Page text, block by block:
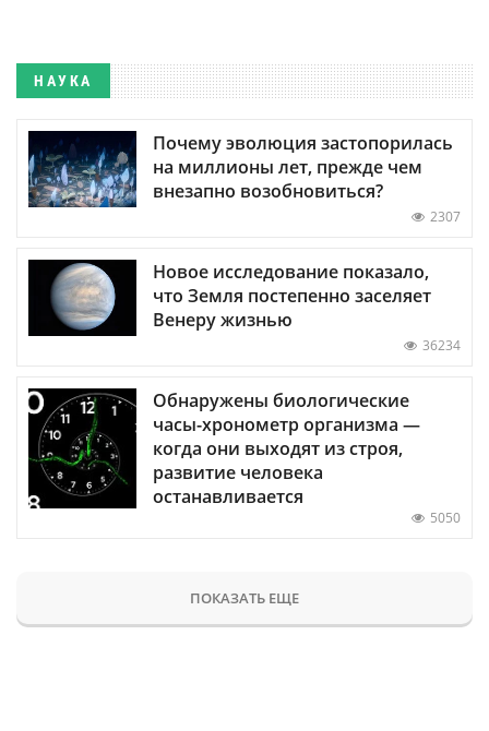
НАУКА
Почему эволюция застопорилась
на миллионы лет, прежде чем
внезапно возобновиться?
2307
Новое исследование показало,
что Земля постепенно заселяет
Венеру жизнью
36234
Обнаружены биологические
часы-хронометр организма —
когда они выходят из строя,
развитие человека
останавливается
5050
ПОКАЗАТЬ ЕЩЕ